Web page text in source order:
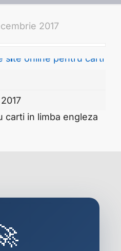
2017
carti in limba engleza